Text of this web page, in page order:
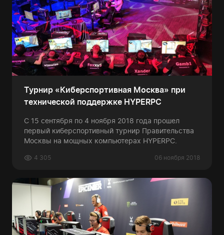
Турнир «Киберспортивная Москва» при
технической поддержке HYPERPC
С 15 сентября по 4 ноября 2018 года прошел
первый киберспортивный турнир Правительства
Москвы на мощных компьютерах HYPERPC.
06 ноября 2018
4 305